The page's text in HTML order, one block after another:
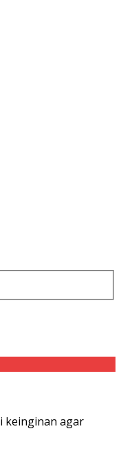
keinginan agar